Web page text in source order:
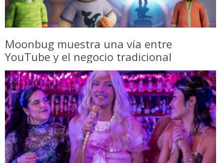
Moonbug muestra una vía entre
YouTube y el negocio tradicional